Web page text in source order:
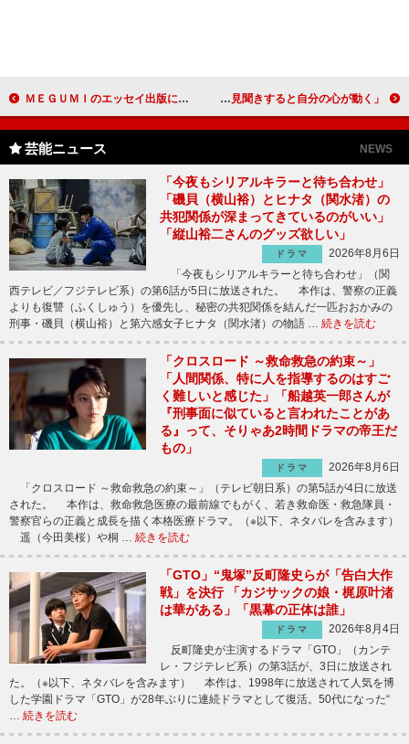
ＭＥＧＵＭＩのエッセイ出版に「夫の協力」 多忙な日々も「プレゼントしてもらった大切な時間」 中居正広、「事務所には内緒で被災地に」 「実際に見聞きすると自分の心が動く」
芸能ニュース NEWS
「今夜もシリアルキラーと待ち合わせ」
「磯貝（横山裕）とヒナタ（関水渚）の
共犯関係が深まってきているのがいい」
「縦山裕二さんのグッズ欲しい」
ドラマ
2026年8月6日
「今夜もシリアルキラーと待ち合わせ」（関
西テレビ／フジテレビ系）の第6話が5日に放送された。 本作は、警察の正義
よりも復讐（ふくしゅう）を優先し、秘密の共犯関係を結んだ一匹おおかみの
刑事・磯貝（横山裕）と第六感女子ヒナタ（関水渚）の物語 … 続きを読む
「クロスロード ～救命救急の約束～」
「人間関係、特に人を指導するのはすご
く難しいと感じた」「船越英一郎さんが
『刑事面に似ていると言われたことがあ
る』って、そりゃあ2時間ドラマの帝王だ
もの」
ドラマ
2026年8月6日
「クロスロード ～救命救急の約束～」（テレビ朝日系）の第5話が4日に放送
された。 本作は、救命救急医療の最前線でもがく、若き救命医・救急隊員・
警察官らの正義と成長を描く本格医療ドラマ。（※以下、ネタバレを含みます）
遥（今田美桜）や桐 … 続きを読む
「GTO」“鬼塚”反町隆史らが「告白大作
戦」を決行 「カジサックの娘・梶原叶渚
は華がある」「黒幕の正体は誰」
ドラマ
2026年8月4日
反町隆史が主演するドラマ「GTO」（カンテ
レ・フジテレビ系）の第3話が、3日に放送され
た。（※以下、ネタバレを含みます） 本作は、1998年に放送されて人気を博
した学園ドラマ「GTO」が28年ぶりに連続ドラマとして復活。50代になった“
続きを読む